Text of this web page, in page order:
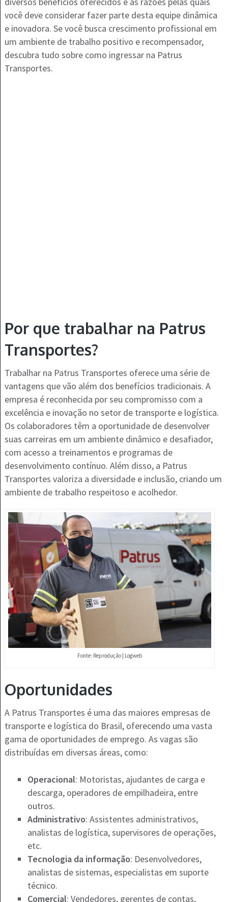
você deve considerar fazer parte desta equipe dinâmica
e inovadora. Se você busca crescimento profissional em
um ambiente de trabalho positivo e recompensador,
descubra tudo sobre como ingressar na Patrus
Transportes.
Por que trabalhar na Patrus
Transportes?
Trabalhar na Patrus Transportes oferece uma série de
vantagens que vão além dos benefícios tradicionais. A
empresa é reconhecida por seu compromisso com a
excelência e inovação no setor de transporte e logística.
Os colaboradores têm a oportunidade de desenvolver
suas carreiras em um ambiente dinâmico e desafiador,
com acesso a treinamentos e programas de
desenvolvimento contínuo. Além disso, a Patrus
Transportes valoriza a diversidade e inclusão, criando um
ambiente de trabalho respeitoso e acolhedor.
Fonte: Reprodução | Logweb
Oportunidades
A Patrus Transportes é uma das maiores empresas de
transporte e logística do Brasil, oferecendo uma vasta
gama de oportunidades de emprego. As vagas são
distribuídas em diversas áreas, como:
Operacional: Motoristas, ajudantes de carga e
descarga, operadores de empilhadeira, entre
outros.
Administrativo: Assistentes administrativos,
analistas de logística, supervisores de operações,
etc.
Tecnologia da informação: Desenvolvedores,
analistas de sistemas, especialistas em suporte
técnico.
Comercial: Vendedores, gerentes de contas,